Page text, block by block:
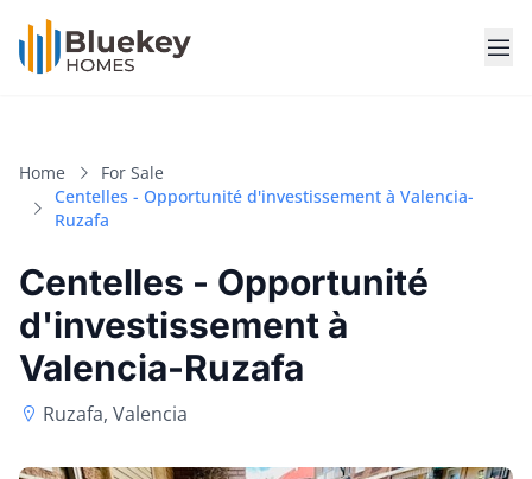
Home
For Sale
Centelles - Opportunité d'investissement à Valencia-
Ruzafa
Centelles - Opportunité
d'investissement à
Valencia-Ruzafa
Ruzafa, Valencia